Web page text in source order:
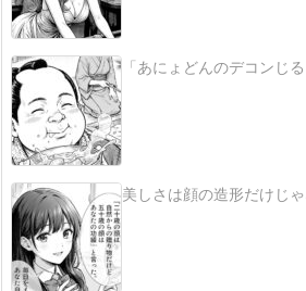
「あにょどんのデコンじ
美しさは顔の造形だけじゃ